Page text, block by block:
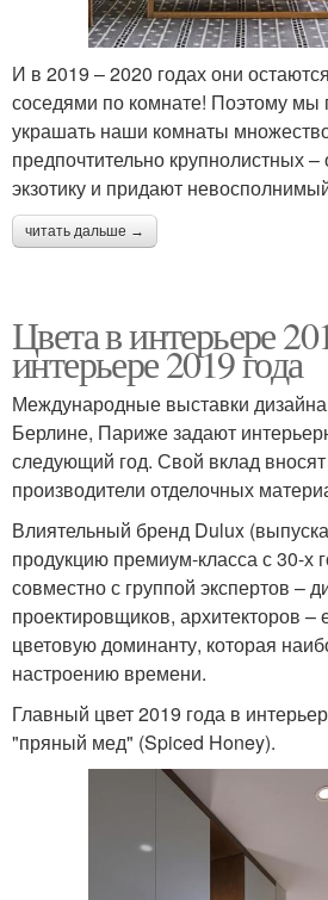
И в 2019 – 2020 годах они
соседями по комнате! Поэтому
украшать наши комнаты
предпочтительно крупнолистных
экзотику и придают
читать дальше →
Цвета в интерьере
интерьере 2019 года
Международные выставки
Берлине, Париже задают
следующий год. Свой вклад
производители отделочных
Влиятельный бренд Dulux
продукцию премиум-класса с 30-х
совместно с группой экспертов –
проектировщиков, архитекторов –
цветовую доминанту, которая
настроению времени.
Главный цвет 2019 года в
"пряный мед" (Spiced Honey).